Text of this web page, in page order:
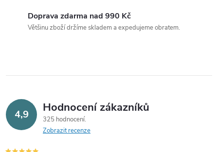
Doprava zdarma nad 990 Kč
Většinu zboží držíme skladem a expedujeme obratem.
4,9 Hodnocení zákazníků
325 hodnocení
Zobrazit recenze